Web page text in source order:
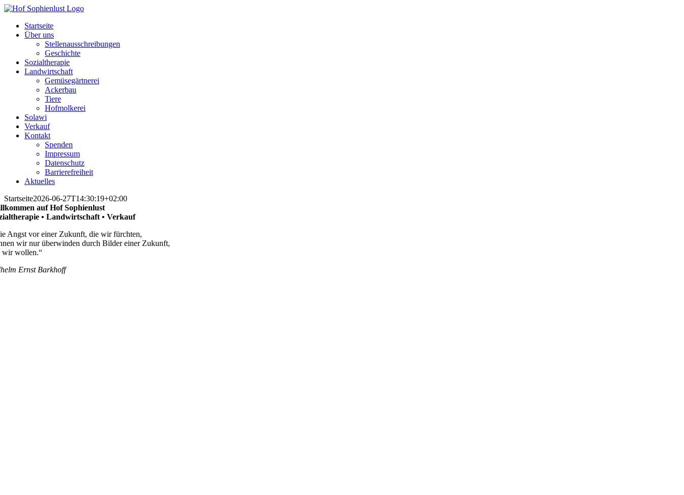
Skip
contentStartseite
Über uns
Stellenausschreibungen
Geschichte
Sozialtherapie
Landwirtschaft
Gemüsegärtnerei
Ackerbau
Tiere
Hofmolkerei
Solawi
Verkauf
Kontakt
Spenden
Impressum
Datenschutz
Barrierefreiheit
Aktuelles
Startseite2026-06-27T14:30:19+02:00
auf Hof Sophienlust
• Landwirtschaft • Verkauf
Angst vor einer Zukunft, die wir fürchten,
wir nur überwinden durch Bilder einer Zukunft,
wir wollen.“
Ernst Barkhoff